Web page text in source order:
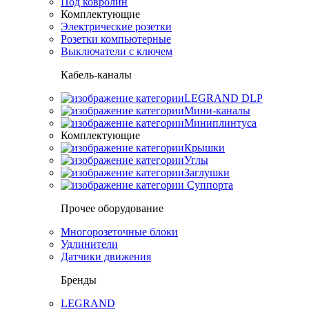
Комплектующие
Электрические розетки
Розетки компьютерные
Выключатели с ключем
Кабель-каналы
LEGRAND DLP
Мини-каналы
Миниплинтуса
Комплектующие
Крышки
Углы
Заглушки
Суппорта
Прочее оборудование
Многорозеточные блоки
Удлинители
Датчики движения
Бренды
LEGRAND